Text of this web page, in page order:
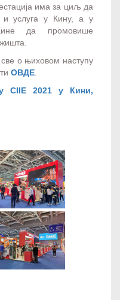
има за циљ да
и услуга у Кину, а у
да промовише
о њиховом наступу
ОВДЕ
CIIE 2021 у Кини,